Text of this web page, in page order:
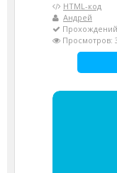
HTML-код
Андрей
Просмотров: